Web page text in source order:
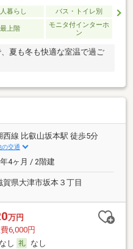
暮らし バス・トイレ別
最上階
モニタ付インターホ
ン
夏も冬も快適な室温で過ご
西線 比叡山坂本駅 徒歩5分
の交通
4ヶ月 / 2階建
賀県大津市坂本３丁目
万円
6,000円
なし
なし